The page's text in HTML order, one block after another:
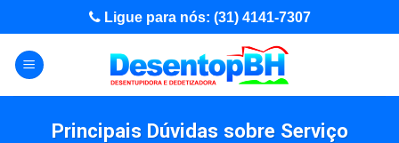
to
content
Ligue para nós: (31) 4141-7307
Principais Dúvidas sobre Serviço